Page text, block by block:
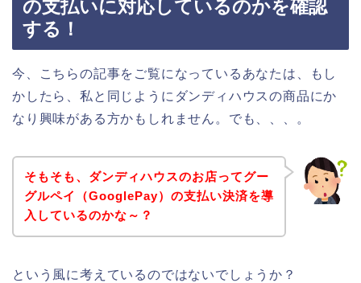
の支払いに対応しているのかを確認
する！
今、こちらの記事をご覧になっているあなたは、もし
かしたら、私と同じようにダンディハウスの商品にか
なり興味がある方かもしれません。でも、、、。
そもそも、ダンディハウスのお店ってグー
グルペイ（GooglePay）の支払い決済を導
入しているのかな～？
という風に考えているのではないでしょうか？